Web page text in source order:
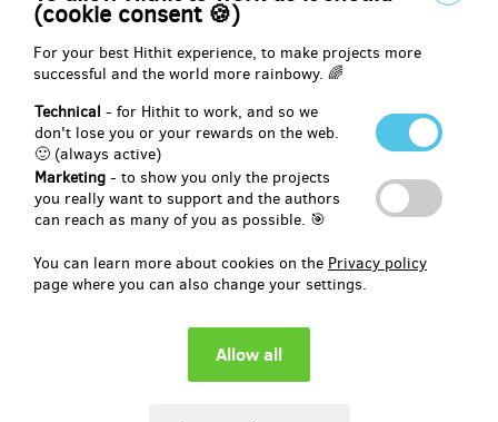
(cookie consent 🍪)
For your best Hithit experience, to make projects more
successful and the world more rainbowy. 🌈
Technical - for Hithit to work, and so we
don't lose you or your rewards on the web.
🙂 (always active)
Marketing - to show you only the projects
you really want to support and the authors
can reach as many of you as possible. 🎯
You can learn more about cookies on the Privacy policy
page where you can also change your settings.
náročnosti tvorby tratě. V případě potřeby výjezd sám zafinancuji,
aby každý dárce obdržel odměnu. Cílem výjezdů není maximalizace
zisku, ale maximalizace radosti.
Reward delivery: e-mail, in half a year after the Hithit project end
EUR 4.13
(CZK 100)